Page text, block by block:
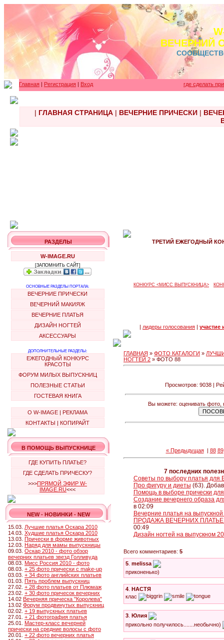
ВЕЧЕРНИЙ
Главная | Регистрация | Вход где сделать
| ГЛАВНАЯ СТРАНИЦА| ВЕЧЕРНИЕ ПРИЧЕСКИ|
РАЗДЕЛЫ
W-IMAGE.RU
[ЗАПОМНИТЬ САЙТ]
ОСНОВНЫЕ РАЗДЕЛЫ ПОРТАЛА:
ВЕЧЕРНИЕ ПРИЧЕСКИ
ВЕЧЕРНИЙ МАКИЯЖ
ВЕЧЕРНИЕ ПЛАТЬЯ
ДИЗАЙН НОГТЕЙ
АКСЕССУАРЫ
ДОПОЛНИТЕЛЬНЫЕ РАЗДЕЛЫ:
ЕЖЕГОДНЫЙ КОНКУРС
КРАСОТЫ
ФОРУМ МИЛЫХ ВЫПУСКНИЦ
ПОЛЕЗНЫЕ СТАТЬИ
ГОСТЕВАЯ КНИГА
О W-IMAGE | РЕКЛАМА
КОНТАКТЫ | КОПИРАЙТ
В ПОМОЩЬ ВЫПУСКНИЦЕ
ГДЕ КУПИТЬ ПЛАТЬЕ?
ГДЕ СДЕЛАТЬ ПРИЧЕСКУ?
>>>ПРЯМОЙ ЭФИР W-
IMAGE.RU<<<
NEW - НОВИНКИ - NEW
15.03. Лучшие платья Оскара 2010
14.03. Худшие платья Оскара 2010
13.03. Прически в форме животных
12.03. Наряд для мамы выпускницы
09.03. Оскар 2010 - фото обзор
вечерних платьев звезд Голливуда
08.03. Мисс Россия 2010 - фото
08.03. + 25 фото прически с make-up
03.03. + 34 фото английских платьев
01.03. Пять проблем выпускниц
27.02. + 28 фото платьев от Плюмаж
23.02. + 30 фото причесок вечерних
14.02 Вечерняя прическа "Королева"
13.02 Форум продвинутых выпускниц
02.02. + 19 выпускных платьев
27.01. + 21 фотография платья
25.01. Мастер-класс вечерней
прически на средние волосы с фото
20.01. + 22 фото вечерних платья
ТРЕТИЙ ЕЖЕГОДНЫЙ
КОНКУРС <МИСС ВЫПУСКНИЦА>
| лидеры голосования | участие
ГЛАВНАЯ » ФОТО КАТАЛОГИ »
НОГТЕЙ 2 » ФОТО 88
Просмотров: 9038 |
Вы можете: оценивать фото,
« Предыдущая| 88 89
7 последних
Советы по выбору платья для
Про фигуру и диеты (63).
Помощь в выборе прически для
Создание вечернего образа
в 02:09
Вечерние платья на
ПРОДАЖА ВЕЧЕРНИХ
00:49
Дизайн ногтей на выпускном
Всего комментариев: 5
5 melissa
приконенько)
4
НАСТЯ
клас
3 Юлия
прикольно получилось.......необычно)